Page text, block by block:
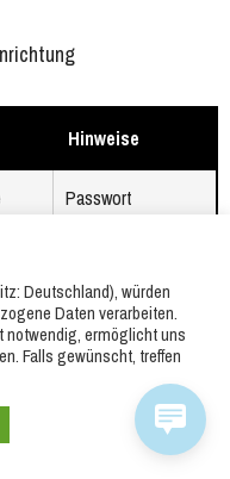
Hinweise
Passwort
Speicherortwahl
empfohlen
Bei mehreren
Konten das
richtige auswählen
Deutschland), würden
Daten verarbeiten.
notwendig, ermöglicht uns
Falls gewünscht, treffen